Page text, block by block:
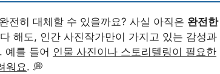
전히 대체할 수 있을까요? 사실 아직은 완전한
해도, 인간 사진작가만이 가지고 있는 감성과
예를 들어 인물 사진이나 스토리텔링이 필요한
워요. 💭